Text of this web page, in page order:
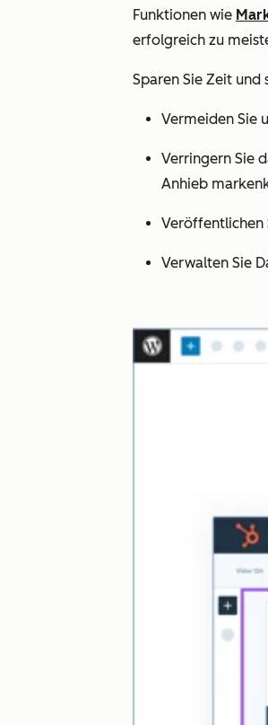
Funktionen wie
erfolgreich zu
Sparen Sie Zeit und
Vermeiden Sie
Verringern Sie
Anhieb
Veröffentlichen
Verwalten Sie